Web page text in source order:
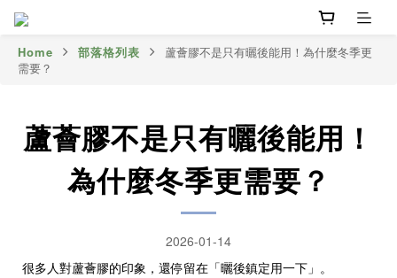
Home 部落格列表
蘆薈膠不是只有曬後能用！為什麼冬季更
需要？
蘆薈膠不是只有曬後能用！
為什麼冬季更需要？
2026-01-14
很多人對蘆薈膠的印象，還停留在「曬後鎮定用一下」。